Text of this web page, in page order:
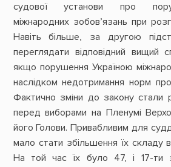
судової установи про
міжнародних зобов’язань при
Навіть більше, за другою
переглядати відповідний вищий
якщо порушення Україною
наслідком недотримання норм
Фактично зміни до закону стали
перед виборами на Пленумі
його Голови. Привабливим для
мало стати збільшення їх складу
На той час їх було 47, і 17-ти